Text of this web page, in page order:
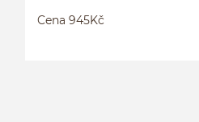
Cena 945Kč